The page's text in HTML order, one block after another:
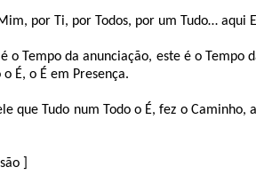
por Ti, por Todos, por um Tudo… aqui
é o Tempo da anunciação, este é o
o É, o É em Presença.
que Tudo num Todo o É, fez o Caminho,
]